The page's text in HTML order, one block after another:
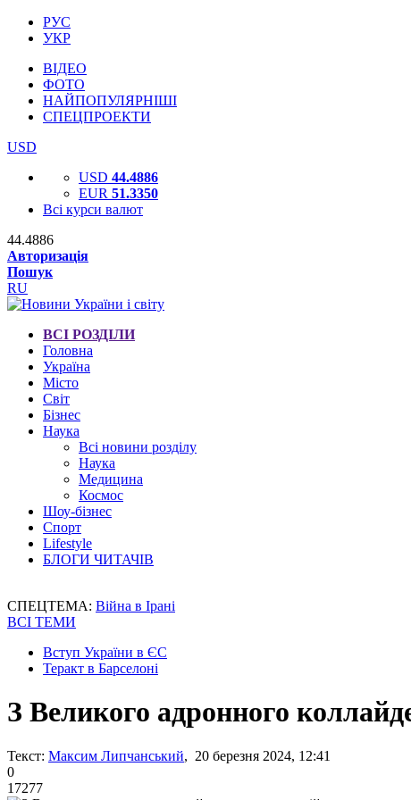
РУС
УКР
ВІДЕО
ФОТО
НАЙПОПУЛЯРНІШІ
СПЕЦПРОЕКТИ
USD
USD 44.4886
EUR 51.3350
Всі курси валют
44.4886
Авторизація
Пошук
RU
ВСІ РОЗДІЛИ
Головна
Україна
Місто
Світ
Бізнес
Наука
Всі новини розділу
Наука
Медицина
Космос
Шоу-бізнес
Спорт
Lifestyle
БЛОГИ ЧИТАЧІВ
СПЕЦТЕМА: Війна в Ірані
ВСІ ТЕМИ
Вступ України в ЄС
Теракт в Барселоні
З Великого адронного
Текст: Максим Липчанський, 20 березня 2024, 12:41
0
17277